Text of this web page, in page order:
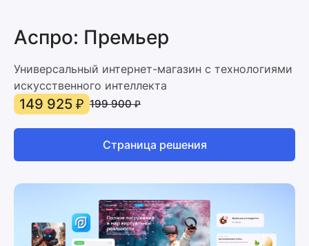
Аспро: Премьер
Универсальный интернет-магазин с технологиями
искусственного интеллекта
149 925 ₽ 199 900 ₽
Страница решения